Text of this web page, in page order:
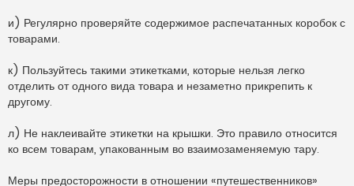
и) Регулярно проверяйте содержимое распечатанных коробок с
товарами.
к) Пользуйтесь такими этикетками, которые нельзя легко
отделить от одного вида товара и незаметно прикрепить к
другому.
л) Не наклеивайте этикетки на крышки. Это правило относится
ко всем товарам, упакованным во взаимозаменяемую тару.
Меры предосторожности в отношении «путешественников»